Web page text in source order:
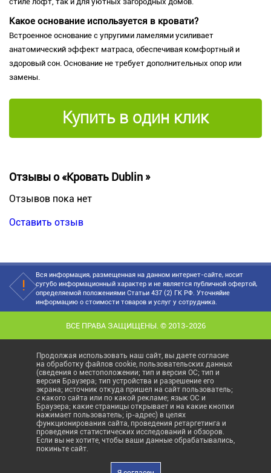
Какое основание используется в кровати?
Встроенное основание с упругими ламелями усиливает
анатомический эффект матраса, обеспечивая комфортный и
здоровый сон. Основание не требует дополнительных опор или
замены.
Купить в один клик
Отзывы о «Кровать Dublin »
Отзывов пока нет
Оставить отзыв
Вся информация, размещенная на данном интернет-сайте, носит
сугубо информационный характер и не является публичной офертой,
определяемой положениями Статьи 437 (2) ГК РФ. Уточняйие
информацию о стоимости товаров и услуг у сотрудника.
ВСЕ ПРАВА ЗАЩИЩЕНЫ. © 2013-2026
Продолжая использовать наш сайт, вы даете согласие
на обработку файлов cookie, пользовательских данных
(сведения о местоположении; тип и версия ОС; тип и
версия Браузера; тип устройства и разрешение его
экрана; источник откуда пришел на сайт пользователь;
с какого сайта или по какой рекламе; язык ОС и
Браузера; какие страницы открывает и на какие кнопки
нажимает пользователь; ip-адрес) в целях
функционирования сайта, проведения ретаргетинга и
проведения статистических исследований и обзоров.
Если вы не хотите, чтобы ваши данные обрабатывались,
покиньте сайт.